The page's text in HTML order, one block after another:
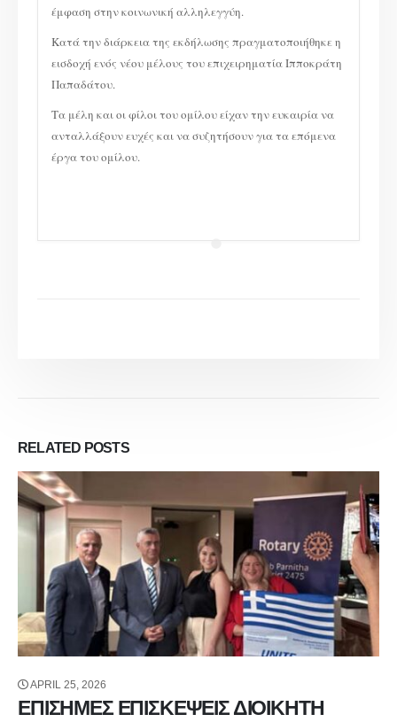
έμφαση στην κοινωνική αλληλεγγύη.
Κατά την διάρκεια της εκδήλωσης πραγματοποιήθηκε η
εισδοχή ενός νέου μέλους του επιχειρηματία Ιπποκράτη
Παπαδάτου.
Τα μέλη και οι φίλοι του ομίλου είχαν την ευκαιρία να
ανταλλάξουν ευχές και να συζητήσουν για τα επόμενα
έργα του ομίλου.
RELATED POSTS
APRIL 25, 2026
ΕΠΙΣΗΜΕΣ ΕΠΙΣΚΕΨΕΙΣ ΔΙΟΙΚΗΤΗ